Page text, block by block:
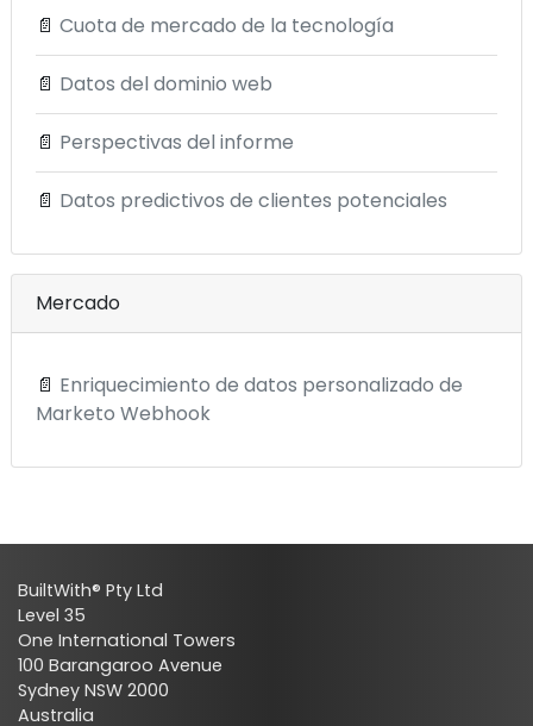
📄 Cuota de mercado de la tecnología
📄 Datos del dominio web
📄 Perspectivas del informe
📄 Datos predictivos de clientes potenciales
Mercado
📄 Enriquecimiento de datos personalizado de
Marketo Webhook
BuiltWith® Pty Ltd
Level 35
One International Towers
100 Barangaroo Avenue
Sydney NSW 2000
Australia